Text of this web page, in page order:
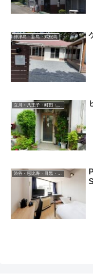
神津島・新島・式根島